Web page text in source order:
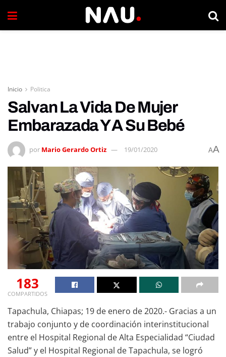
Inicio Politica
Salvan La Vida De Mujer
Embarazada Y A Su Bebé
por Mario Gerardo Ortiz 19/01/2020 AA
183
COMPARTIDOS
Tapachula, Chiapas; 19 de enero de 2020.- Gracias a un
trabajo conjunto y de coordinación interinstitucional
entre el Hospital Regional de Alta Especialidad “Ciudad
Salud” y el Hospital Regional de Tapachula, se logró